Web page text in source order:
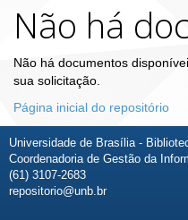
Não há
Não há documentos
sua solicitação.
Página inicial do repositório
Universidade de Brasília -
Coordenadoria de Gestão da
(61) 3107-2683
repositorio@unb.br